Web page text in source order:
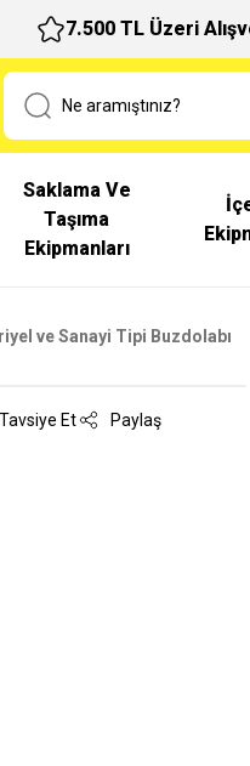
7.500 TL Üzeri
Saklama Ve
Taşıma
Ekipmanları
ve Sanayi Tipi Buzdolabı
Tavsiye Et Paylaş